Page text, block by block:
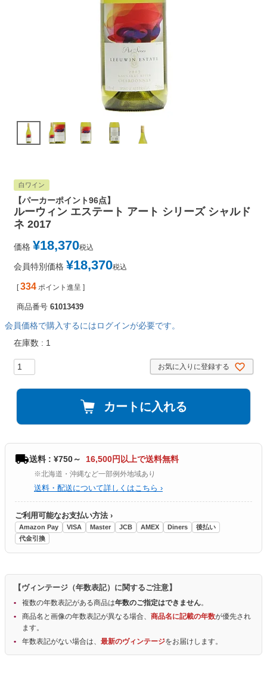
白ワイン
【パーカーポイント96点】
ルーウィン エステート アート シリーズ シャルド
ネ 2017
価格 ¥18,370税込
会員特別価格 ¥18,370税込
[ 334 ポイント進呈 ]
商品番号 61013439
会員価格で購入するにはログインが必要です。
在庫数
1
お気に入りに登録する
カートに入れる
送料 : ¥750～ 16,500円以上で送料無料
※北海道・沖縄など一部例外地域あり
送料・配送について詳しくはこちら ›
ご利用可能なお支払い方法 ›
Amazon Pay VISA Master JCB AMEX Diners
後払い
代金引換
【ヴィンテージ（年数表記）に関するご注意】
複数の年数表記がある商品は年数のご指定はできません。
商品名と画像の年数表記が異なる場合、 商品名に記載の年数が優先され
ます。
年数表記がない場合は、 最新のヴィンテージをお届けします。